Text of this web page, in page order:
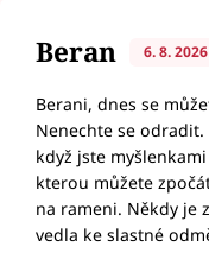
Beran 6. 8. 2026
Berani, dnes se
Nenechte se
když jste
kterou můžete
na rameni. Někdy je
vedla ke slastné